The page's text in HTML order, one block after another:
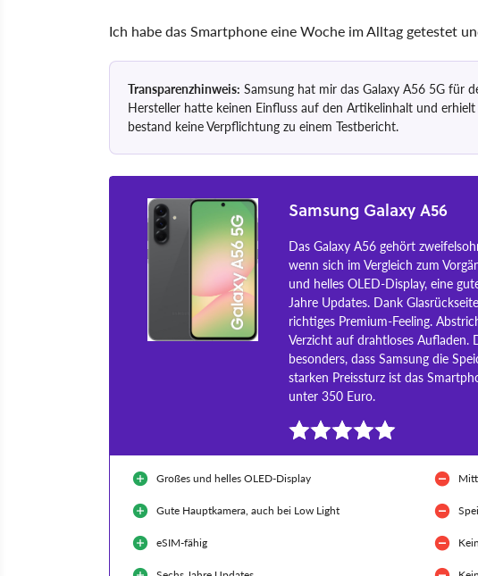
Ich habe das Smartphone eine Woche im Alltag getestet
Transparenzhinweis: Samsung hat mir das Galaxy A56 5G für
Hersteller hatte keinen Einfluss auf den Artikelinhalt und erhielt
bestand keine Verpflichtung zu einem Testbericht.
Samsung Galaxy A56
Das Galaxy A56 gehört
wenn sich im Vergleich zum
und helles OLED-Display, eine
Jahre Updates. Dank
richtiges Premium-Feeling.
Verzicht auf drahtloses Aufladen.
besonders, dass Samsung die
starken Preissturz ist das
unter 350 Euro.
Großes und helles OLED-Display
Gute Hauptkamera, auch bei Low Light
eSIM-fähig